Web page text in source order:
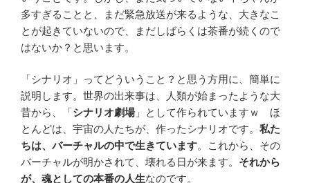
多すぎることと、まだ緊急放送が来るような、大きなこ
とが起きていないので、まだしばらくは茶番が続くので
はないか？と思います。
「シナリオ」ってどういうこと？と思う方用に、簡単に
説明します。世界の出来事は、人類が始まったような大
昔から、「シナリオ劇場」として作られていますｗ ほ
とんどは、宇宙の人たちが、作ったシナリオです。 私た
ちは、バーチャルの中で生きています。これから、その
バーチャルが明かされて、壊れる日が来ます。 それから
が、魂としての本番の人生なのです。